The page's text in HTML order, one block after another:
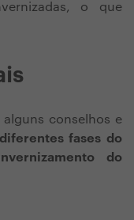
o que
conselhos e
diferentes fases do
do